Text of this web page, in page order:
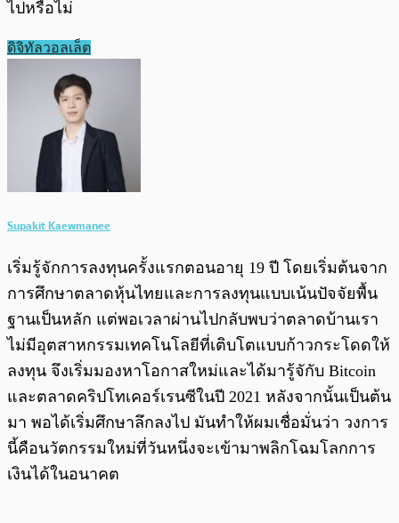
ไปหรือไม่
ดิจิทัลวอลเล็ต
Supakit Kaewmanee
เริ่มรู้จักการลงทุนครั้งแรกตอนอายุ 19 ปี โดยเริ่มต้นจาก
การศึกษาตลาดหุ้นไทยและการลงทุนแบบเน้นปัจจัยพื้น
ฐานเป็นหลัก แต่พอเวลาผ่านไปกลับพบว่าตลาดบ้านเรา
ไม่มีอุตสาหกรรมเทคโนโลยีที่เติบโตแบบก้าวกระโดดให้
ลงทุน จึงเริ่มมองหาโอกาสใหม่และได้มารู้จักับ Bitcoin
และตลาดคริปโทเคอร์เรนซีในปี 2021 หลังจากนั้นเป็นต้น
มา พอได้เริ่มศึกษาลึกลงไป มันทำให้ผมเชื่อมั่นว่า วงการ
นี้คือนวัตกรรมใหม่ที่วันหนึ่งจะเข้ามาพลิกโฉมโลกการ
เงินได้ในอนาคต